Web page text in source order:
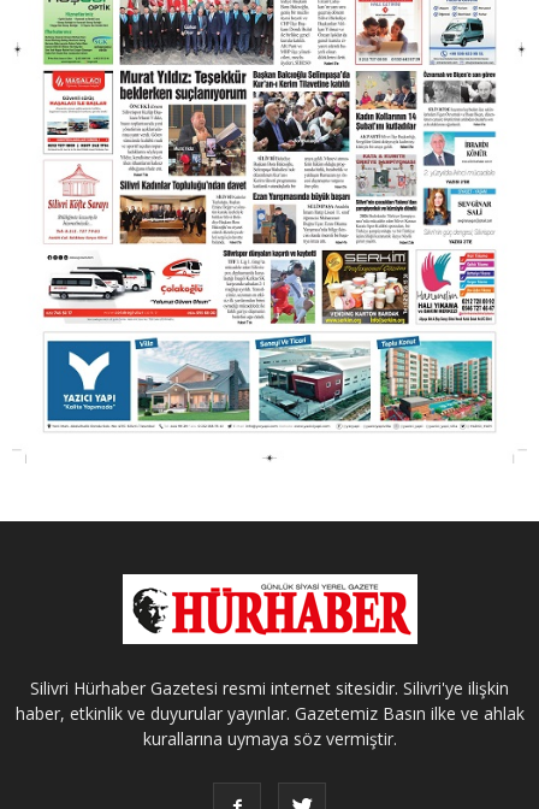
Silivri Hürhaber Gazetesi resmi internet sitesidir. Silivri'ye ilişkin
haber, etkinlik ve duyurular yayınlar. Gazetemiz Basın ilke ve ahlak
kurallarına uymaya söz vermiştir.